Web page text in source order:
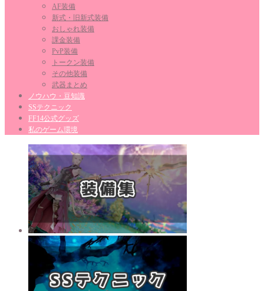
AF装備
新式・旧新式装備
おしゃれ装備
課金装備
PvP装備
トークン装備
その他装備
武器まとめ
ノウハウ・豆知識
SSテクニック
FF14公式グッズ
私のゲーム環境